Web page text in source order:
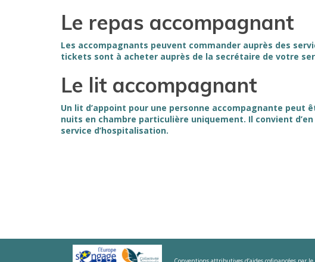
Le repas accompagnant
Les accompagnants peuvent commander auprès des
tickets sont à acheter auprès de la secrétaire de votre
Le lit accompagnant
Un lit d’appoint pour une personne accompagnante peut
nuits en chambre particulière uniquement. Il convient
service d’hospitalisation.